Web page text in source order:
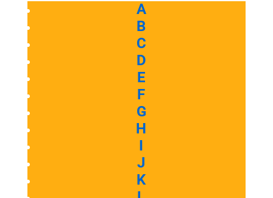
A
B
C
D
E
F
G
H
I
J
K